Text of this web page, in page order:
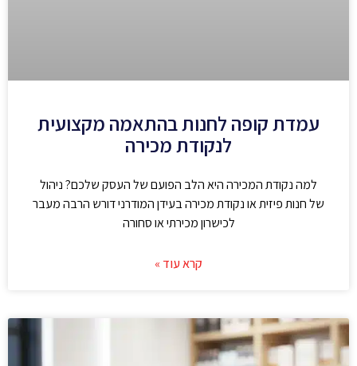
עמדת קופה לחנות בהתאמה מקצועית
לנקודת מכירה
למה נקודת המכירה היא הלב הפועם של העסק שלכם? ניהול
של חנות פיזית או נקודת מכירה בעידן המודרני דורש הרבה מעבר
לכישרון מכירתי או סחורה
קרא עוד »